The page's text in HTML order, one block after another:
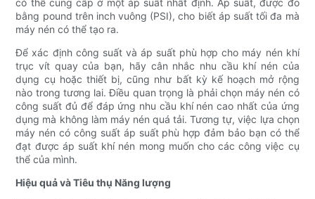
có thể cung cấp ở một áp suất nhất định. Áp suất, được đo
bằng pound trên inch vuông (PSI), cho biết áp suất tối đa mà
máy nén có thể tạo ra.
Để xác định công suất và áp suất phù hợp cho máy nén khí
trục vít quay của bạn, hãy cân nhắc nhu cầu khí nén của
dụng cụ hoặc thiết bị, cũng như bất kỳ kế hoạch mở rộng
nào trong tương lai. Điều quan trọng là phải chọn máy nén có
công suất đủ để đáp ứng nhu cầu khí nén cao nhất của ứng
dụng mà không làm máy nén quá tải. Tương tự, việc lựa chọn
máy nén có công suất áp suất phù hợp đảm bảo bạn có thể
đạt được áp suất khí nén mong muốn cho các công việc cụ
thể của mình.
Hiệu quả và Tiêu thụ Năng lượng